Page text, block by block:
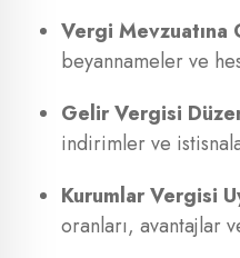
Vergi Mevzuatına
beyannameler ve
Gelir Vergisi
indirimler ve
Kurumlar Vergisi
oranları, avantajlar